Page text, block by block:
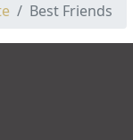
Best Friends